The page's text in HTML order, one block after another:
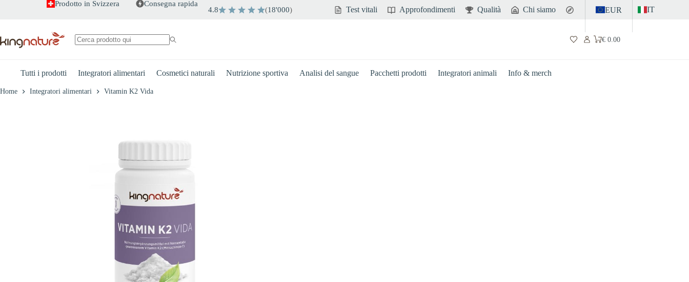
Prodotto in Svizzera Consegna rapida
4.8 (18'000) Test vitali Approfondimenti Qualità Chi siamo ContattoEUR IT
Carrello
€0.00
Tutti i prodotti Integratori alimentari Cosmetici naturali Nutrizione sportiva Analisi del sangue Pacchetti prodotti Integratori animali Info & merch
Home Integratori alimentari Vitamin K2 Vida